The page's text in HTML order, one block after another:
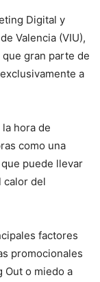
Digital y
Valencia (VIU),
gran parte de
a
hora de
como una
puede llevar
calor del
factores
promocionales
Out o miedo a